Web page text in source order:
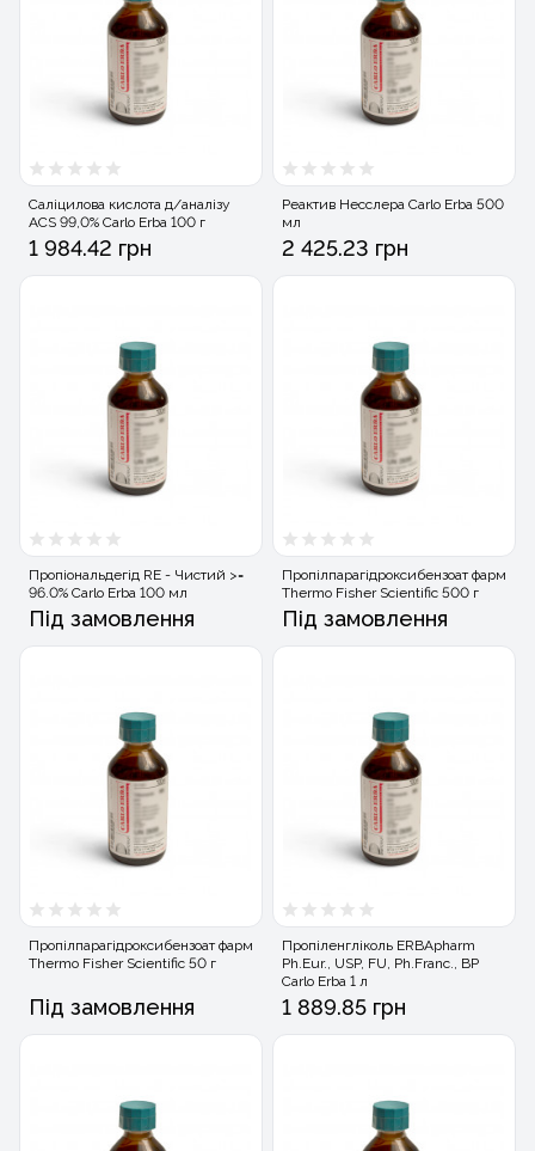
Саліцилова кислота д/аналізу
ACS 99,0% Carlo Erba 100 г
1 984.42 грн
Реактив Несслера Carlo Erba 500
мл
2 425.23 грн
Пропіональдегід RE - Чистий >=
96.0% Carlo Erba 100 мл
Під замовлення
Пропілпарагідроксибензоат фарм
Thermo Fisher Scientific 500 г
Під замовлення
Пропілпарагідроксибензоат фарм
Thermo Fisher Scientific 50 г
Під замовлення
Пропіленгліколь ERBApharm
Ph.Eur., USP, FU, Ph.Franc., BP
Carlo Erba 1 л
1 889.85 грн